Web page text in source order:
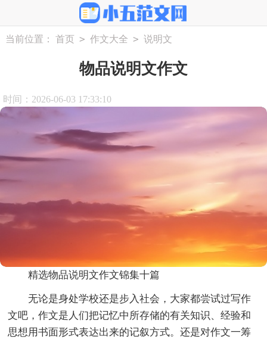
当前位置： 首页 > 作文大全 > 说明文
物品说明文作文
时间：2026-06-03 17:33:10
精选物品说明文作文锦集十篇
无论是身处学校还是步入社会，大家都尝试过写作
文吧，作文是人们把记忆中所存储的有关知识、经验和
思想用书面形式表达出来的记叙方式。还是对作文一筹